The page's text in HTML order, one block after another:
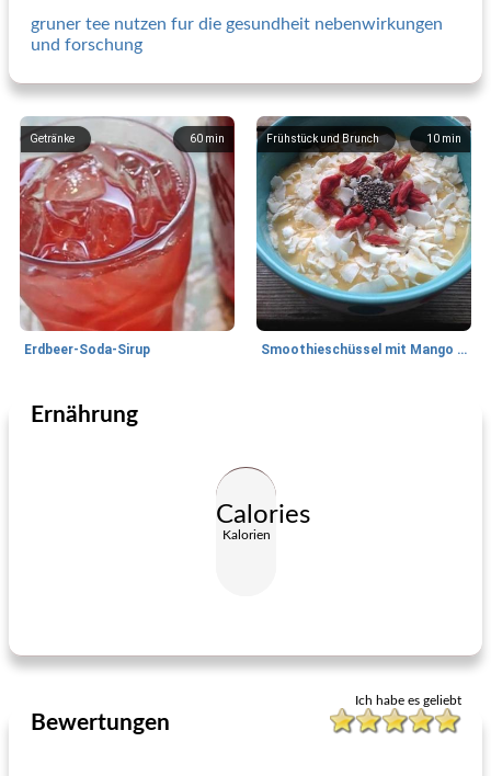
gruner tee nutzen fur die gesundheit nebenwirkungen
und forschung
60 min
Getränke
Erdbeer-Soda-Sirup
10 min
Frühstück und Brunch
Smoothieschüssel mit Mango und Kokosnuss
Getränke
Ernährung
Calories
Kalorien
Ich habe es geliebt
Bewertungen